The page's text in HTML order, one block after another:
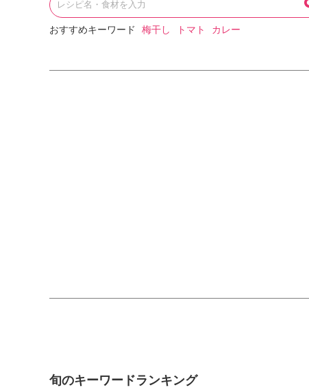
おすすめキーワード 梅干し トマト カレー
旬のキーワードランキング